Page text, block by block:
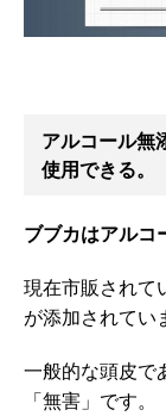
アルコール無
使用できる。
ブブカはアルコ
現在市販されて
が添加されてい
一般的な頭皮で
「無害」です。